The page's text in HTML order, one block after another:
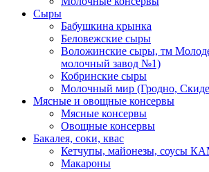
Сыры
Бабушкина крынка
Беловежские сыры
Воложинские сыры, тм
молочный завод №1)
Кобринские сыры
Молочный мир (Гродно,
Мясные и овощные консервы
Мясные консервы
Овощные консервы
Бакалея, соки, квас
Кетчупы, майонезы, соусы
Макароны